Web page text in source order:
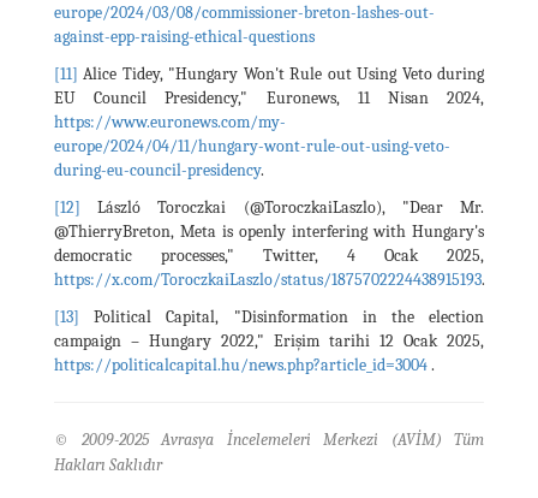
europe/2024/03/08/commissioner-breton-lashes-out-
against-epp-raising-ethical-questions
[11] Alice Tidey, "Hungary Won't Rule out Using Veto during
EU Council Presidency," Euronews, 11 Nisan 2024,
https://www.euronews.com/my-
europe/2024/04/11/hungary-wont-rule-out-using-veto-
during-eu-council-presidency.
[12] László Toroczkai (@ToroczkaiLaszlo), "Dear Mr.
@ThierryBreton, Meta is openly interfering with Hungary's
democratic processes," Twitter, 4 Ocak 2025,
https://x.com/ToroczkaiLaszlo/status/1875702224438915193.
[13] Political Capital, "Disinformation in the election
campaign – Hungary 2022," Erişim tarihi 12 Ocak 2025,
https://politicalcapital.hu/news.php?article_id=3004.
© 2009-2025 Avrasya İncelemeleri Merkezi (AVİM) Tüm
Hakları Saklıdır